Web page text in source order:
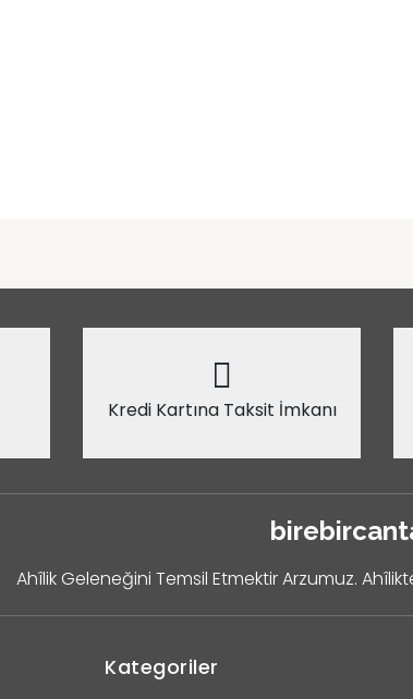
Kredi Kartına Taksit İmkanı
Ahîlik Geleneğini Temsil Etmektir Arzumuz.
Kategoriler